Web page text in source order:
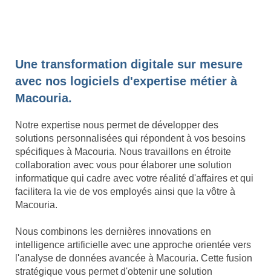
Une transformation digitale sur mesure
avec nos logiciels d'expertise métier à
Macouria.
Notre expertise nous permet de développer des
solutions personnalisées qui répondent à vos besoins
spécifiques à Macouria. Nous travaillons en étroite
collaboration avec vous pour élaborer une solution
informatique qui cadre avec votre réalité d'affaires et qui
facilitera la vie de vos employés ainsi que la vôtre à
Macouria.
Nous combinons les dernières innovations en
intelligence artificielle avec une approche orientée vers
l'analyse de données avancée à Macouria. Cette fusion
stratégique vous permet d'obtenir une solution